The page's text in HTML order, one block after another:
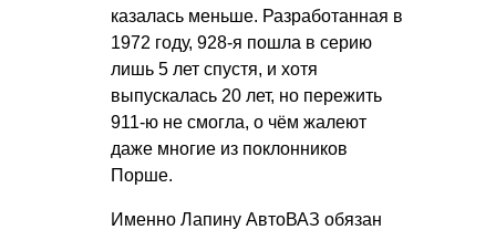
казалась меньше. Разработанная в
1972 году, 928-я пошла в серию
лишь 5 лет спустя, и хотя
выпускалась 20 лет, но пережить
911-ю не смогла, о чём жалеют
даже многие из поклонников
Порше.
Именно Лапину АвтоВАЗ обязан